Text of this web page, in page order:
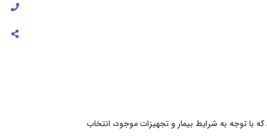
توجه به شرایط بیمار و تجهیزات موجود، انتخاب